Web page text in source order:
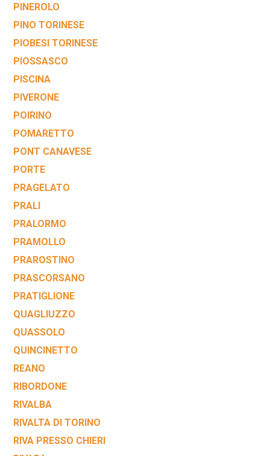
PINEROLO
PINO TORINESE
PIOBESI TORINESE
PIOSSASCO
PISCINA
PIVERONE
POIRINO
POMARETTO
PONT CANAVESE
PORTE
PRAGELATO
PRALI
PRALORMO
PRAMOLLO
PRAROSTINO
PRASCORSANO
PRATIGLIONE
QUAGLIUZZO
QUASSOLO
QUINCINETTO
REANO
RIBORDONE
RIVALBA
RIVALTA DI TORINO
RIVA PRESSO CHIERI